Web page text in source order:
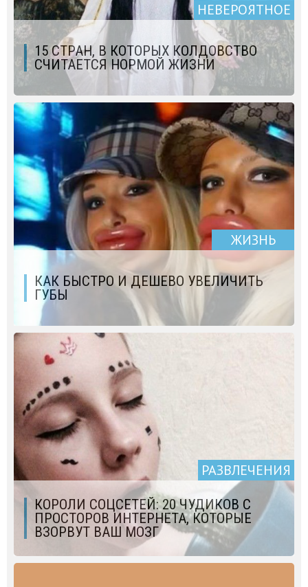
НЕВЕРОЯТНОЕ
15 СТРАН, В КОТОРЫХ КОЛДОВСТВО
СЧИТАЕТСЯ НОРМОЙ ЖИЗНИ
ЖИЗНЬ
КАК БЫСТРО И ДЕШЕВО УВЕЛИЧИТЬ
ГУБЫ
РАЗВЛЕЧЕНИЯ
КОРОЛИ СОЦСЕТЕЙ: 20 ЧУДИКОВ С
ПРОСТОРОВ ИНТЕРНЕТА, КОТОРЫЕ
ВЗОРВУТ ВАШ МОЗГ